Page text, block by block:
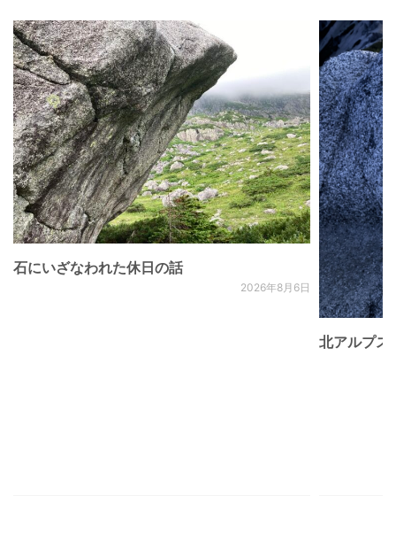
石にいざなわれた休日の話
2026年8月6日
北アルプ